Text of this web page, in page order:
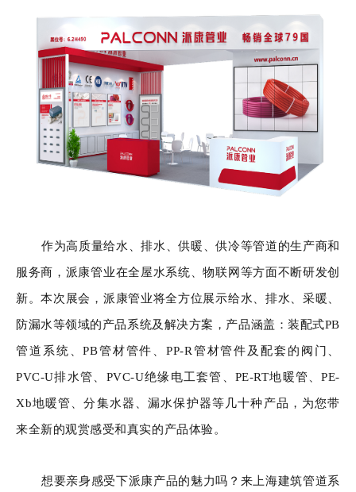
作为高质量给水、排水、供暖、供冷等管道的生产商和
服务商，派康管业在全屋水系统、物联网等方面不断研发创
新。本次展会，派康管业将全方位展示给水、排水、采暖、
防漏水等领域的产品系统及解决方案，产品涵盖：装配式PB
管道系统、PB管材管件、PP-R管材管件及配套的阀门、
PVC-U排水管、PVC-U绝缘电工套管、PE-RT地暖管、PE-
Xb地暖管、分集水器、漏水保护器等几十种产品，为您带
来全新的观赏感受和真实的产品体验。
想要亲身感受下派康产品的魅力吗？来上海建筑管道系